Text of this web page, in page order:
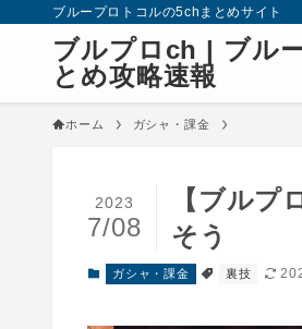
ブループロトコルの5chまとめサイト
ブルプロch | ブル
とめ攻略速報
ホーム ガシャ・課金
【ブルプ
そう
2023
7/08
ガシャ・課金 裏技